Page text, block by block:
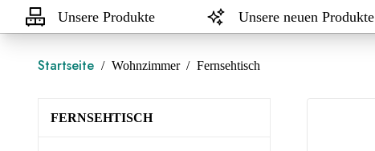
Unsere Produkte Unsere neuen Produkte
Startseite Wohnzimmer Fernsehtisch
FERNSEHTISCH